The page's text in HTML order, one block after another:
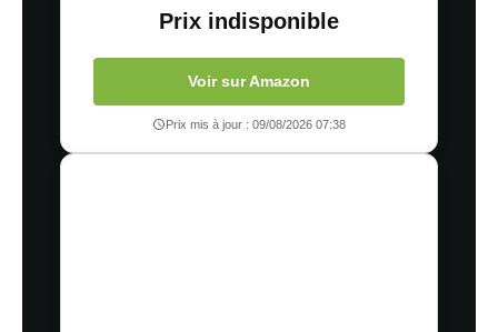
Prix indisponible
Voir sur Amazon
Prix mis à jour : 09/08/2026 07:38